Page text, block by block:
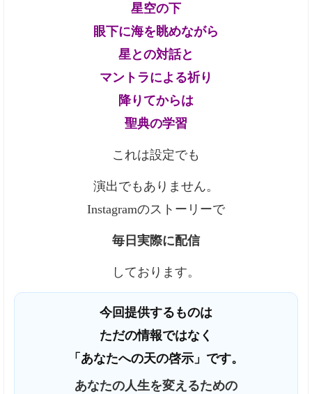
星空の下
眼下に海を眺めながら
星との対話と
マントラによる祈り
降りてからは
聖典の学習
これは設定でも
演出でもありません。
Instagramのストーリーで
毎日実際に配信
しております。
今回提供するものは
ただの情報ではなく
「あなたへの天の啓示」です。
あなたの人生を変えるための